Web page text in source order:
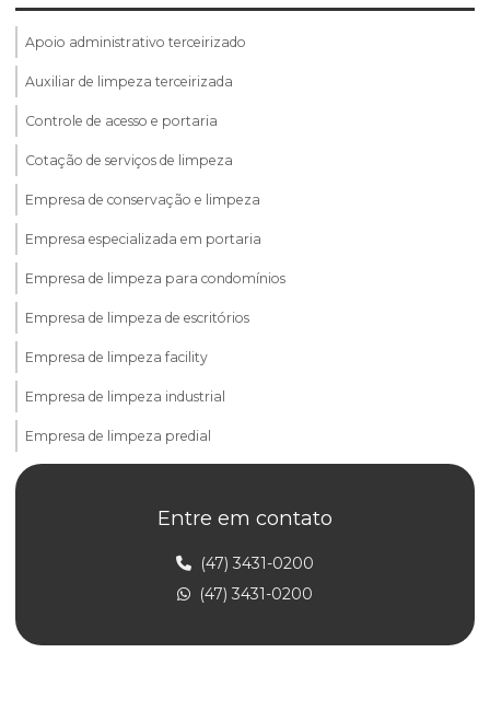
Apoio administrativo terceirizado
Auxiliar de limpeza terceirizada
Controle de acesso e portaria
Cotação de serviços de limpeza
Empresa de conservação e limpeza
Empresa especializada em portaria
Empresa de limpeza para condomínios
Empresa de limpeza de escritórios
Empresa de limpeza facility
Empresa de limpeza industrial
Empresa de limpeza predial
Empresa de limpeza predial terceirizada
Empresa de limpeza de prédios
Empresa de limpeza profissional
Empresa de limpeza de vidros e fachadas
Entre em contato
(47) 3431-0200
(47) 3431-0200